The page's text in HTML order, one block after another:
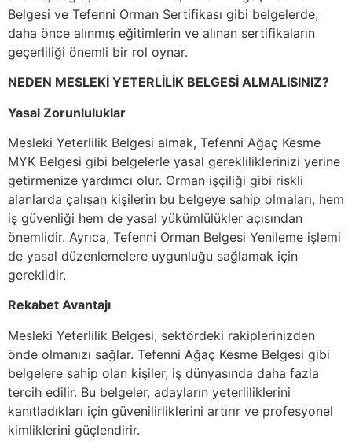
Belgesi ve Tefenni Orman Sertifikası gibi belgelerde,
daha önce alınmış eğitimlerin ve alınan sertifikaların
geçerliliği önemli bir rol oynar.
NEDEN MESLEKİ YETERLİLİK BELGESİ ALMALISINIZ?
Yasal Zorunluluklar
Mesleki Yeterlilik Belgesi almak, Tefenni Ağaç Kesme
MYK Belgesi gibi belgelerle yasal gerekliliklerinizi yerine
getirmenize yardımcı olur. Orman işçiliği gibi riskli
alanlarda çalışan kişilerin bu belgeye sahip olmaları, hem
iş güvenliği hem de yasal yükümlülükler açısından
önemlidir. Ayrıca, Tefenni Orman Belgesi Yenileme işlemi
de yasal düzenlemelere uygunluğu sağlamak için
gereklidir.
Rekabet Avantajı
Mesleki Yeterlilik Belgesi, sektördeki rakiplerinizden
önde olmanızı sağlar. Tefenni Ağaç Kesme Belgesi gibi
belgelere sahip olan kişiler, iş dünyasında daha fazla
tercih edilir. Bu belgeler, adayların yeterliliklerini
kanıtladıkları için güvenilirliklerini artırır ve profesyonel
kimliklerini güçlendirir.